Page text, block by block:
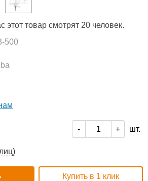
этот товар смотрят 20 человек.
500
- + шт.
Купить в 1 клик